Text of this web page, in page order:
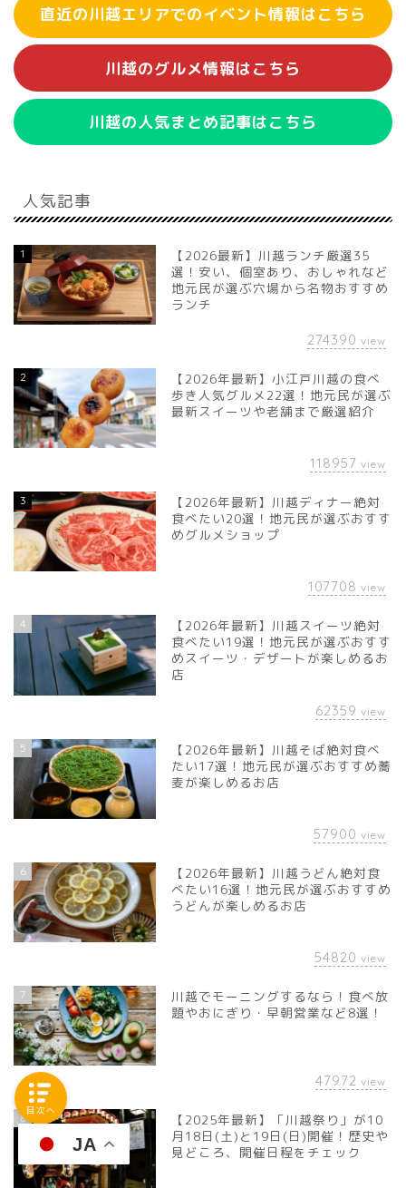
直近の川越エリアでのイベント情報はこちら
川越のグルメ情報はこちら
川越の人気まとめ記事はこちら
人気記事
1
【2026最新】川越ランチ厳選35
選！安い、個室あり、おしゃれなど
地元民が選ぶ穴場から名物おすすめ
ランチ
274390 view
2
【2026年最新】小江戸川越の食べ
歩き人気グルメ22選！地元民が選ぶ
最新スイーツや老舗まで厳選紹介
118957 view
3
【2026年最新】川越ディナー絶対
食べたい20選！地元民が選ぶおすす
めグルメショップ
107708 view
4
【2026年最新】川越スイーツ絶対
食べたい19選！地元民が選ぶおすす
めスイーツ・デザートが楽しめるお
店
62359 view
5
【2026年最新】川越そば絶対食べ
たい17選！地元民が選ぶおすすめ蕎
麦が楽しめるお店
57900 view
6
【2026年最新】川越うどん絶対食
べたい16選！地元民が選ぶおすすめ
うどんが楽しめるお店
54820 view
7
川越でモーニングするなら！食べ放
題やおにぎり・早朝営業など8選！
47972 view
8
【2025年最新】「川越祭り」が10
月18日(土)と19日(日)開催！歴史や
見どころ、開催日程をチェック
JA
目次へ